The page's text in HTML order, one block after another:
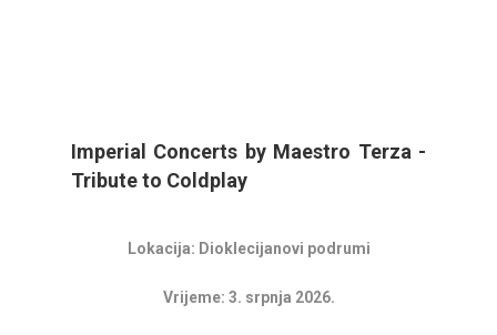
Imperial Concerts by Maestro Terza -
Tribute to Coldplay
Lokacija: Dioklecijanovi podrumi
Vrijeme: 3. srpnja 2026.